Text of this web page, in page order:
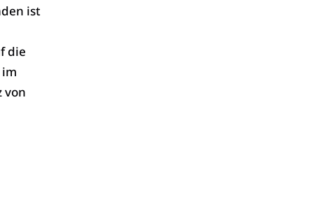
ist
die
von